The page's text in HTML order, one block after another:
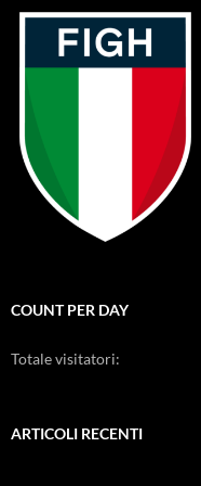
COUNT PER DAY
Totale visitatori:
ARTICOLI RECENTI